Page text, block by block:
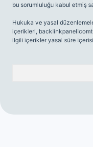
bu sorumluluğu kabul etmiş
Hukuka ve yasal
içerikleri,
ilgili içerikler yasal süre